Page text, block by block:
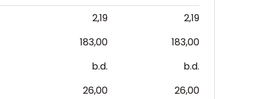
2,19
2,19
183,00
183,00
b.d.
b.d.
26,00
26,00